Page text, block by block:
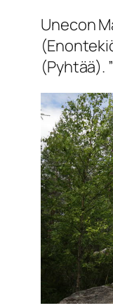
Unecon
(Pyhtää).